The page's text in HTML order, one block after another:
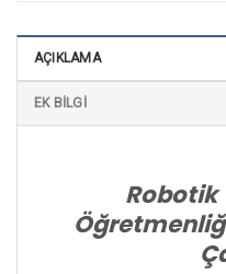
AÇIKLAMA
EK BILGI
Robotik